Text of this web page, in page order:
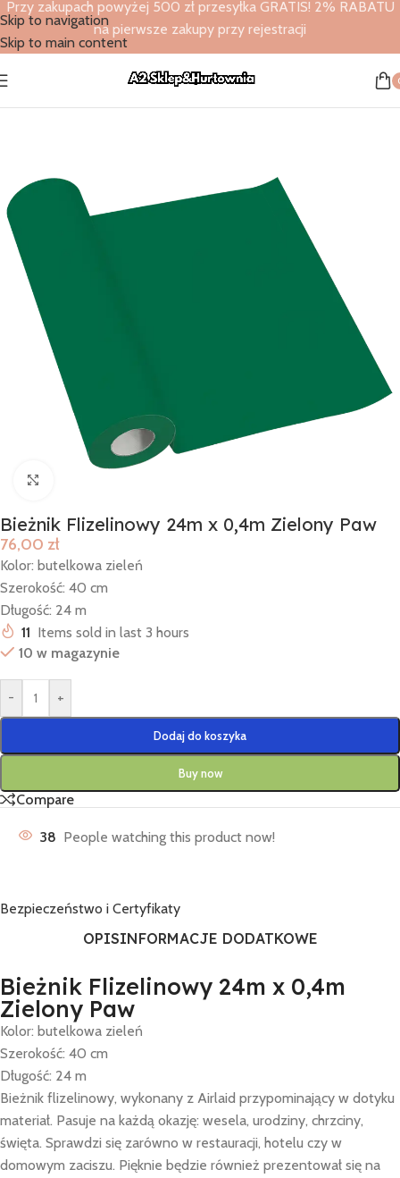
Skip to navigation
Skip to main content
Przy zakupach powyżej 500 zł przesyłka GRATIS! 2% RABATU
na pierwsze zakupy przy rejestracji
Strona główna Bieżniki flizelinowe
Bieżnik Flizelinowy 24m x 0,4m Zielony Paw
76,00 zł
Kolor: butelkowa zieleń
Szerokość: 40 cm
Długość: 24 m
11 Items sold in last 3 hours
10 w magazynie
- +
Dodaj do koszyka
Buy now
Compare
38 People watching this product now!
Bezpieczeństwo i Certyfikaty
OPISINFORMACJE DODATKOWE
Bieżnik Flizelinowy 24m x 0,4m
Zielony Paw
Kolor: butelkowa zieleń
Szerokość: 40 cm
Długość: 24 m
Bieżnik flizelinowy, wykonany z Airlaid przypominający w dotyku
materiał. Pasuje na każdą okazję: wesela, urodziny, chrzciny,
święta. Sprawdzi się zarówno w restauracji, hotelu czy w
domowym zaciszu. Pięknie będzie również prezentował się na